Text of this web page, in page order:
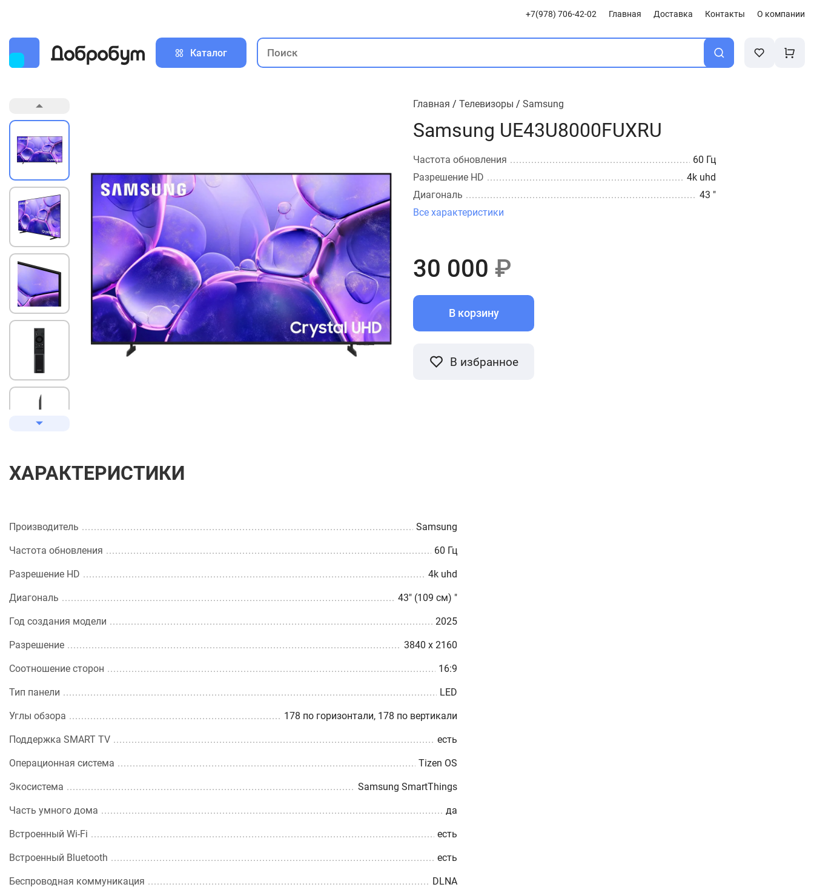
+7(978) 706-42-02 Главная Доставка Контакты О компании
Каталог
Главная / Телевизоры / Samsung
Samsung UE43U8000FUXRU
Частота обновления
60 Гц
Разрешение HD
4k uhd
Диагональ
43 "
Все характеристики
30 000 ₽
В корзину
В избранное
ХАРАКТЕРИСТИКИ
Производитель Samsung
Частота обновления 60 Гц
Разрешение HD 4k uhd
Диагональ 43" (109 см) "
Год создания модели 2025
Разрешение 3840 x 2160
Соотношение сторон 16:9
Тип панели LED
Углы обзора 178 по горизонтали, 178 по вертикали
Поддержка SMART TV есть
Операционная система Tizen OS
Экосистема Samsung SmartThings
Часть умного дома да
Встроенный Wi-Fi есть
Встроенный Bluetooth есть
Беспроводная коммуникация DLNA